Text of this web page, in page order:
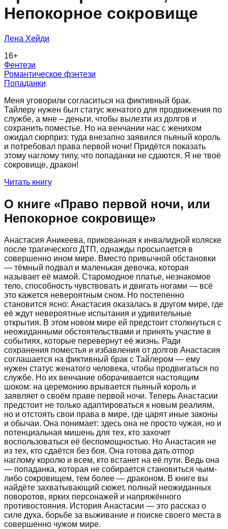
Непокорное сокровище
Лена Хейди
16+
Фентези
Романтическое фэнтези
Попаданки
Меня уговорили согласиться на фиктивный брак.
Тайлеру нужен был статус женатого для продвижения по
службе, а мне – деньги, чтобы вылезти из долгов и
сохранить поместье. Но на венчании нас с женихом
ожидал сюрприз: туда внезапно заявился пьяный король
и потребовал права первой ночи! Придётся показать
этому наглому типу, что попаданки не сдаются. Я не твоё
сокровище, дракон!
Читать книгу
О книге «Право первой ночи, или
Непокорное сокровище»
Анастасия Аникеева, прикованная к инвалидной коляске
после трагического ДТП, однажды просыпается в
совершенно ином мире. Вместо привычной обстановки
— тёмный подвал и маленькая девочка, которая
называет её мамой. Старомодное платье, незнакомое
тело, способность чувствовать и двигать ногами — всё
это кажется невероятным сном. Но постепенно
становится ясно: Анастасия оказалась в другом мире, где
её ждут невероятные испытания и удивительные
открытия. В этом новом мире ей предстоит столкнуться с
неожиданными обстоятельствами и принять участие в
событиях, которые перевернут её жизнь. Ради
сохранения поместья и избавления от долгов Анастасия
соглашается на фиктивный брак с Тайлером — ему
нужен статус женатого человека, чтобы продвигаться по
службе. Но их венчание оборачивается настоящим
шоком: на церемонию врывается пьяный король и
заявляет о своём праве первой ночи. Теперь Анастасии
предстоит не только адаптироваться к новым реалиям,
но и отстоять свои права в мире, где царят иные законы
и обычаи. Она понимает: здесь она не просто чужая, но и
потенциальная мишень для тех, кто захочет
воспользоваться её беспомощностью. Но Анастасия не
из тех, кто сдаётся без боя. Она готова дать отпор
наглому королю и всем, кто встанет на её пути. Ведь она
— попаданка, которая не собирается становиться чьим-
либо сокровищем, тем более — драконом. В книге вы
найдёте захватывающий сюжет, полный неожиданных
поворотов, ярких персонажей и напряжённого
противостояния. История Анастасии — это рассказ о
силе духа, борьбе за выживание и поиске своего места в
совершенно чужом мире.